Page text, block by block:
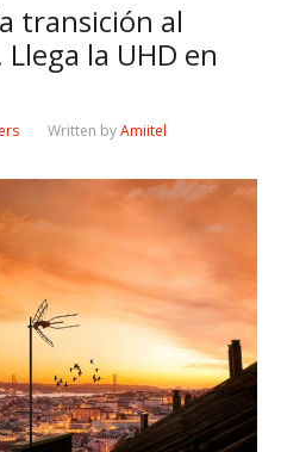
transición al
la UHD en
Written byAmiitel